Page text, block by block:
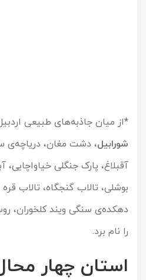
*از میان جاذبه‌های طبیعی
شورابیل، دشت مغان، دریاچه‌ی
آقبلاغ، پارک جنگلی خیاواچایی،
بوشلی، تالاب گنجگاه، تالاب
دهکده‌ی سنگی ویند کلخوران،
را نام برد.
استان چهار